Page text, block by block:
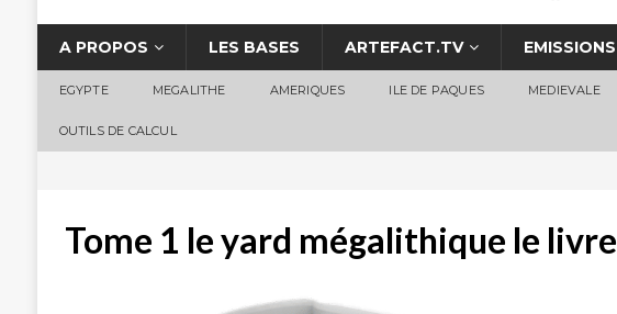
A PROPOS LES BASES ARTEFACT.TV EMISSIONS
EGYPTE MEGALITHE AMERIQUES ILE DE PAQUES MEDIEVALE
OUTILS DE CALCUL
Tome 1 le yard mégalithique le livre